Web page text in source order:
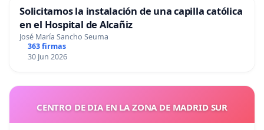
Solicitamos la instalación de una capilla católica
en el Hospital de Alcañiz
José María Sancho Seuma
363 firmas
30 Jun 2026
CENTRO DE DIA EN LA ZONA DE MADRID SUR